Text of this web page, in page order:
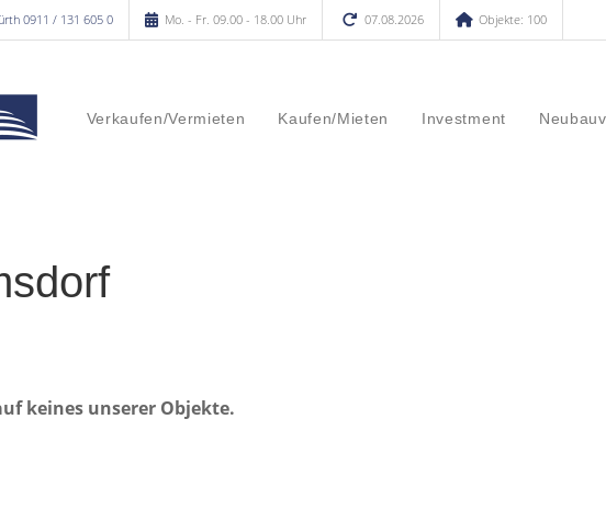
0911 / 131 605 0 Mo. - Fr. 09.00 - 18.00 Uhr 07.08.2026 Objekte: 100
Verkaufen/Vermieten Kaufen/Mieten Investment
keines unserer Objekte.